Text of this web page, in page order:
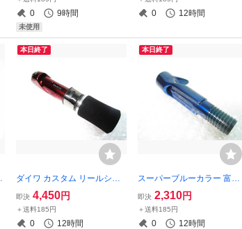
【パイプ内径13.5㎜】
0 9時間
未使用
イワ シマノ がまかつ メガバ
ス エバーグリーン
0 12時間
本日終了
ダイワ カスタム リールシー
ト スーパーレッドカラー ス
ピニング用 DAIWA （ロッド
ビルド 改造 カスタム パーツ
即決 4,450円
＋送料185円
0 12時間
本日終了
スーパーブルーカラー 富士
工業 ベイト用 リールシート
ECS SD16 新品未使用 フジ
（改造 カスタム リールシー
即決 2,310円
＋送料185円
0 12時間